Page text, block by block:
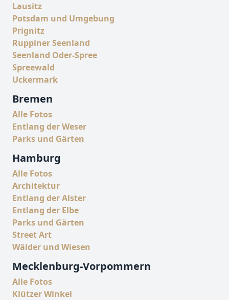
Lausitz
Potsdam und Umgebung
Prignitz
Ruppiner Seenland
Seenland Oder-Spree
Spreewald
Uckermark
Bremen
Alle Fotos
Entlang der Weser
Parks und Gärten
Hamburg
Alle Fotos
Architektur
Entlang der Alster
Entlang der Elbe
Parks und Gärten
Street Art
Wälder und Wiesen
Mecklenburg-Vorpommern
Alle Fotos
Klützer Winkel